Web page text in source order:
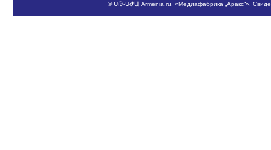
©ՍԹ-ՍԺԱ Armenia.ru , «Медиафабрика „Аракс“».